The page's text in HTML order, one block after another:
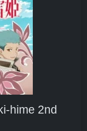
hime 2nd